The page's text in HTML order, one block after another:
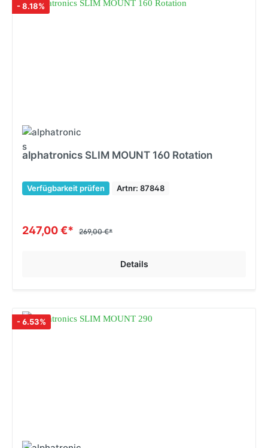
- 8.18%
alphatronics SLIM MOUNT 160 Rotation
Verfügbarkeit prüfen Artnr: 87848
247,00 €* 269,00 €*
Details
- 6.53%